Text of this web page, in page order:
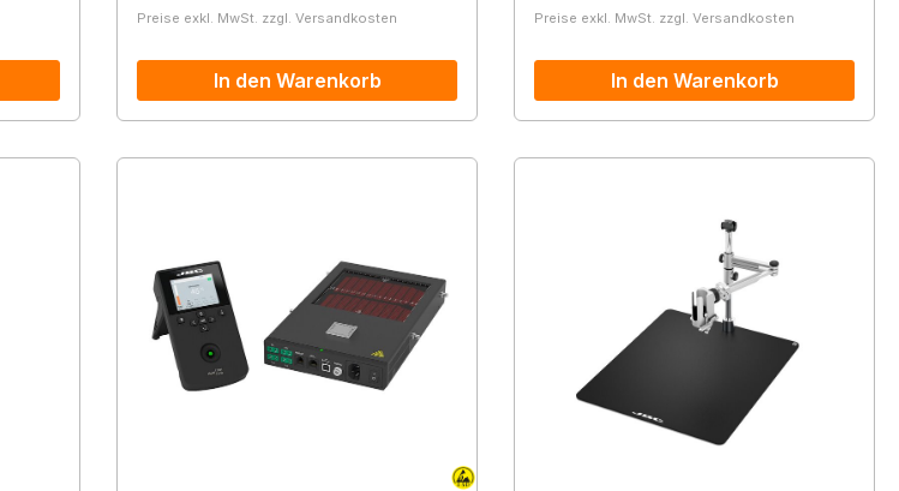
Preise exkl. MwSt. zzgl. Versandkosten
In den Warenkorb
Preise exkl. MwSt. zzgl. Versandkosten
In den Warenkorb